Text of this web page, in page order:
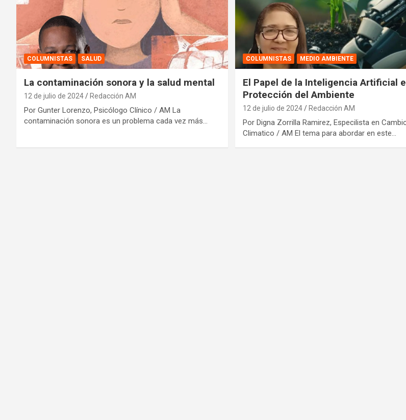
COLUMNISTAS SALUD
La contaminación sonora y la salud mental
12 de julio de 2024 Redacción AM
Por Gunter Lorenzo, Psicólogo Clínico / AM La
contaminación sonora es un problema cada vez más…
COLUMNISTAS MEDIO AMBIENTE
El Papel de la Inteligencia Artificial
Protección del Ambiente
12 de julio de 2024 Redacción AM
Por Digna Zorrilla Ramirez, Especilista en
Climatico / AM El tema para abordar en este…